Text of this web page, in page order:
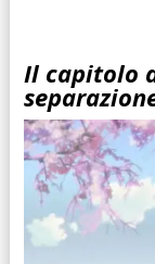
Il capitolo